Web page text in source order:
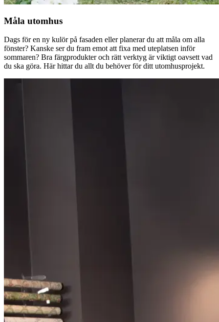
Måla utomhus
Dags för en ny kulör på fasaden eller planerar du att måla om alla
fönster? Kanske ser du fram emot att fixa med uteplatsen inför
sommaren? Bra färgprodukter och rätt verktyg är viktigt oavsett vad
du ska göra. Här hittar du allt du behöver för ditt utomhusprojekt.